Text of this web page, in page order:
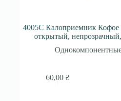
4005С Калоприемник
открытый,
60,00₴